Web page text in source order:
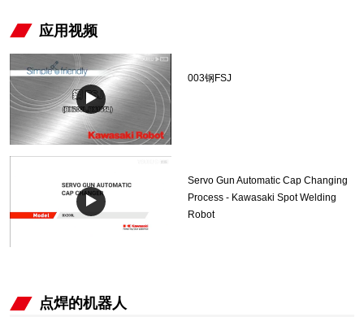
应用视频
003钢FSJ
Servo Gun Automatic Cap Changing
Process - Kawasaki Spot Welding
Robot
点焊的机器人